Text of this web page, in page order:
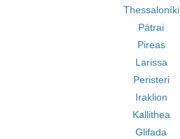
Thessaloníki
Pátrai
Pireas
Larissa
Peristeri
Iraklion
Kallithea
Glifada